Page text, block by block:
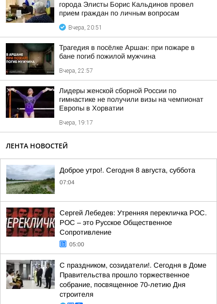
города Элисты Борис Кальдинов провел
прием граждан по личным вопросам
Вчера, 20:51
Трагедия в посёлке Аршан: при пожаре в
бане погиб пожилой мужчина
Вчера, 22:57
Лидеры женской сборной России по
гимнастике не получили визы на чемпионат
Европы в Хорватии
Вчера, 19:17
ЛЕНТА НОВОСТЕЙ
Доброе утро!. Сегодня 8 августа, суббота
07:04
Сергей Лебедев: Утренняя перекличка РОС.
РОС – это Русское Общественное
Сопротивление
05:00
С праздником, созидатели!. Сегодня в Доме
Правительства прошло торжественное
собрание, посвященное 70-летию Дня
строителя